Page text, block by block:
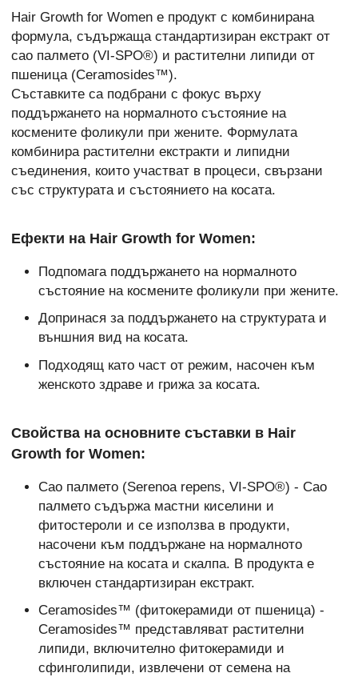
Hair Growth for Women е продукт с комбинирана
формула, съдържаща стандартизиран екстракт от
сао палмето (VI-SPO®) и растителни липиди от
пшеница (Ceramosides™).
Съставките са подбрани с фокус върху
поддържането на нормалното състояние на
космените фоликули при жените. Формулата
комбинира растителни екстракти и липидни
съединения, които участват в процеси, свързани
със структурата и състоянието на косата.
Ефекти на Hair Growth for Women:
Подпомага поддържането на нормалното
състояние на космените фоликули при жените.
Допринася за поддържането на структурата и
външния вид на косата.
Подходящ като част от режим, насочен към
женското здраве и грижа за косата.
Свойства на основните съставки в Hair
Growth for Women:
Сао палмето (Serenoa repens, VI-SPO®) - Сао
палмето съдържа мастни киселини и
фитостероли и се използва в продукти,
насочени към поддържане на нормалното
състояние на косата и скалпа. В продукта е
включен стандартизиран екстракт.
Ceramosides™ (фитокерамиди от пшеница) -
Ceramosides™ представляват растителни
липиди, включително фитокерамиди и
сфинголипиди, извлечени от семена на